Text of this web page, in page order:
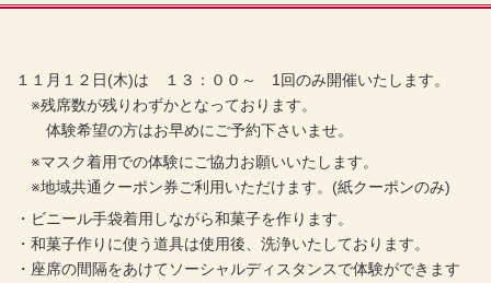
１１月１２日(木)は １３：００～ 1回のみ開催いたします。
※残席数が残りわずかとなっております。
体験希望の方はお早めにご予約下さいませ。
※マスク着用での体験にご協力お願いいたします。
※地域共通クーポン券ご利用いただけます。(紙クーポンのみ)
・ビニール手袋着用しながら和菓子を作ります。
・和菓子作りに使う道具は使用後、洗浄いたしております。
・座席の間隔をあけてソーシャルディスタンスで体験ができます